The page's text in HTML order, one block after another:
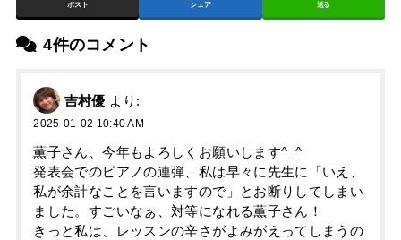
ポスト シェア 送る
4件のコメント
吉村優 より:
2025-01-02 10:40 AM
薫子さん、今年もよろしくお願いします︎^_^
発表会でのピアノの連弾、私は早々に先生に「いえ、
私が余計なことを言いますので」とお断りしてしまい
ました。すごいなぁ、対等になれる薫子さん！
きっと私は、レッスンの辛さがよみがえってしまうの